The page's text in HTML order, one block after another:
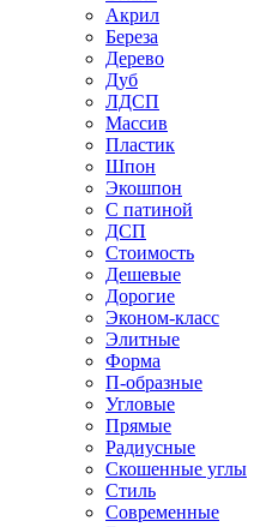
Акрил
Береза
Дерево
Дуб
ЛДСП
Массив
Пластик
Шпон
Экошпон
С патиной
ДСП
Стоимость
Дешевые
Дорогие
Эконом-класс
Элитные
Форма
П-образные
Угловые
Прямые
Радиусные
Скошенные углы
Стиль
Современные